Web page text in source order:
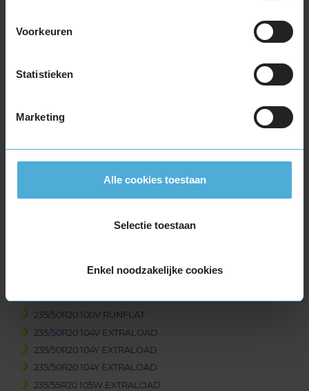
Voorkeuren
Statistieken
Marketing
Alle cookies toestaan
Selectie toestaan
Enkel noodzakelijke cookies
235/60R19 107V EXTRALOAD
255/50R19 103Y
255/55R19 111Y EXTRALOAD
275/50R19 112Y EXTRALOAD
285/45R19 111W EXTRALOAD
235/50R20 100V RUNFLAT
235/50R20 104V EXTRALOAD
235/50R20 104Y EXTRALOAD
235/50R20 104Y EXTRALOAD
235/55R20 105W EXTRALOAD